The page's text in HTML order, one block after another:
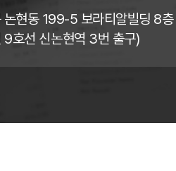
논현동 199-5 보라티알빌딩 8층
9호선 신논현역 3번 출구)